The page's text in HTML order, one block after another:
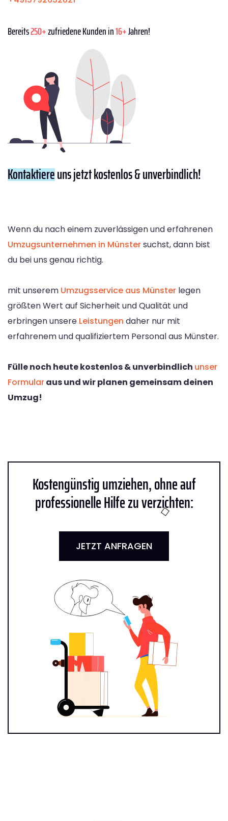
Bereits250+zufriedene Kunden in16+Jahren!
Kontaktiereuns jetzt kostenlos & unverbindlich!
Wenn du nach einem zuverlässigen und erfahrenen
Umzugsunternehmen in Münstersuchst, dann bist
du bei uns genau richtig.
mit unserem Umzugsservice aus Münster legen
größten Wert auf Sicherheit und Qualität und
erbringen unsere Leistungen daher nur mit
erfahrenem und qualifiziertem Personal aus Münster.
Fülle noch heute kostenlos & unverbindlich unser
Formularaus und wir planen gemeinsam deinen
Umzug!
Kostengünstig umziehen, ohne auf
professionelle Hilfe zu verzichten:
JETZT ANFRAGEN